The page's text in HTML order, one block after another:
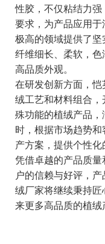
性胶，不仅粘结力
要求，为产品应用
极高的领域提供了坚
纤维细长、柔软，
高品质外观。
在研发创新方面，
绒工艺和材料组合
殊功能的植绒产品，
时，根据市场趋势
产方案，提供个性化
凭借卓越的产品质
户的信赖与好评，
绒厂家将继续秉持
来更多高品质的植绒